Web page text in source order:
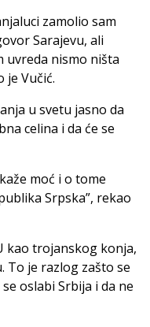
zamolio sam
Sarajevu, ali
uvreda nismo ništa
je Vučić.
u svetu jasno da
celina i da će se
moć i o tome
Srpska”, rekao
kao trojanskog konja,
To je razlog zašto se
oslabi Srbija i da ne